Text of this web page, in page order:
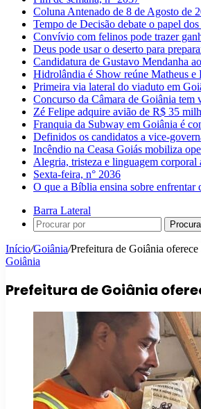
Coluna Antenado de 8 de Agosto de
Tempo de Decisão debate o papel
Convívio com felinos pode trazer
Deus pode usar o deserto para
Candidatura de Gustavo Mendanha
Hidrolândia é Show reúne Matheus e
Primeira via lateral do viaduto em
Concurso da Câmara de Goiânia tem
Zé Felipe adquire avião de R$ 35
Franquia da Subway em Goiânia é
Definidos os candidatos a vice-
Incêndio na Ceasa Goiás mobiliza
Alegria, tristeza e linguagem corporal
Sexta-feira, n° 2036
O que a Bíblia ensina sobre
Barra Lateral
Início/Goiânia/Prefeitura de Goiânia
Goiânia
Prefeitura de Goiânia